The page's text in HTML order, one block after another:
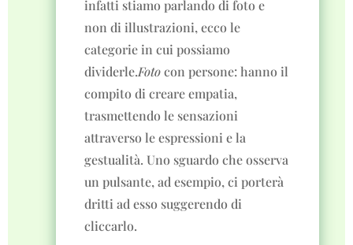
infatti stiamo parlando di foto e
non di illustrazioni, ecco le
categorie in cui possiamo
dividerle.Fotocon persone: hanno il
compito di creare empatia,
trasmettendo le sensazioni
attraverso le espressioni e la
gestualità. Uno sguardo che osserva
un pulsante, ad esempio, ci porterà
dritti ad esso suggerendo di
cliccarlo.